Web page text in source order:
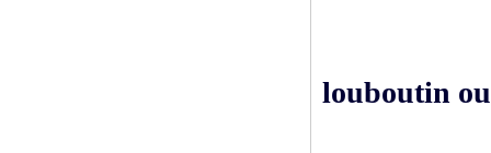
louboutin